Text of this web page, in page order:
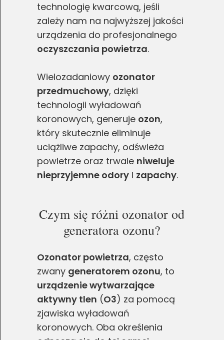
technologię kwarcową, jeśli
zależy nam na najwyższej jakości
urządzenia do profesjonalnego
oczyszczania powietrza.
Wielozadaniowy ozonator
przedmuchowy, dzięki
technologii wyładowań
koronowych, generuje ozon,
który skutecznie eliminuje
uciążliwe zapachy, odświeża
powietrze oraz trwale niweluje
nieprzyjemne odory i zapachy.
Czym się różni ozonator od
generatora ozonu?
Ozonator powietrza, często
zwany generatorem ozonu, to
urządzenie wytwarzające
aktywny tlen (O3) za pomocą
zjawiska wyładowań
koronowych. Oba określenia